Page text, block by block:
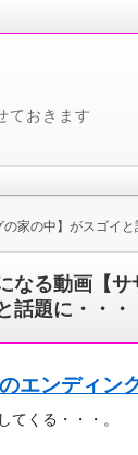
ておきます
家の中】がスゴイと
なる動画【
話題に・・・
エンディン
てくる・・・。